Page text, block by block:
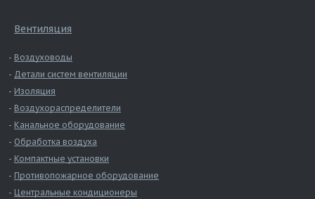
Вентиляция
Воздуховоды
Детали систем вентиляции
Изоляция
Воздухораспределители
Канальное оборудование
Обработка воздуха
Компактные установки
Противопожарное оборудование
Центральные кондиционеры